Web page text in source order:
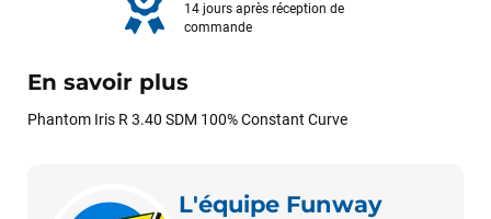
14 jours après réception de
commande
En savoir plus
Phantom Iris R 3.40 SDM 100% Constant Curve
L'équipe Funway